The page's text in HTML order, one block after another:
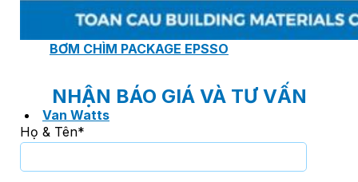
BƠM CHÌM PACKAGE EPSSO
Van Watts
NHẬN BÁO GIÁ VÀ TƯ VẤN
Họ & Tên*